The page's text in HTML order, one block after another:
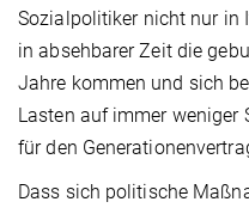
Sozialpolitiker nicht nur in
in absehbarer Zeit die
Jahre kommen und sich
Lasten auf immer weniger
für den
Dass sich politische